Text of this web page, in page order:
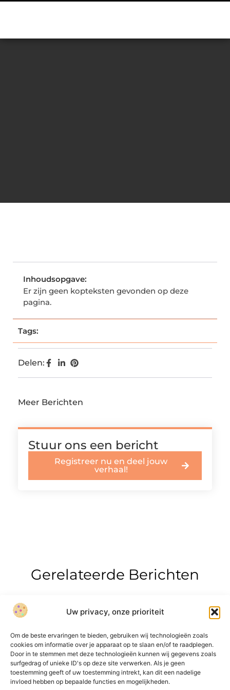
Uw privacy, onze prioriteit
Om de beste ervaringen te bieden, gebruiken wij technologieën zoals
cookies om informatie over je apparaat op te slaan en/of te raadplegen.
Door in te stemmen met deze technologieën kunnen wij gegevens zoals
surfgedrag of unieke ID's op deze site verwerken. Als je geen
toestemming geeft of uw toestemming intrekt, kan dit een nadelige
invloed hebben op bepaalde functies en mogelijkheden.
Inhoudsopgave:
Er zijn geen kopteksten gevonden op deze
pagina.
Tags:
Delen:
Meer Berichten
Stuur ons een bericht
Registreer nu en deel jouw
verhaal!
Gerelateerde Berichten
Onze informatie